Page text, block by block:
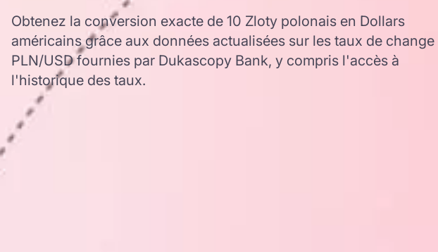
Obtenez la conversion exacte de 10 Zloty polonais en Dollars
américains grâce aux données actualisées sur les taux de change
PLN/USD fournies par Dukascopy Bank, y compris l'accès à
l'historique des taux.